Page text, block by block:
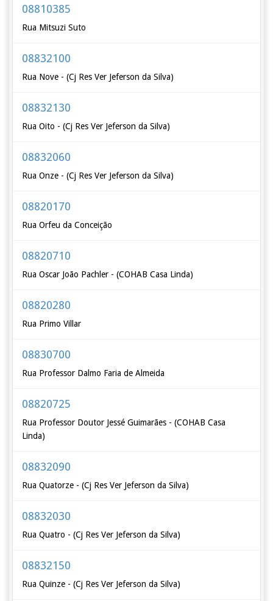
08810385
Rua Mitsuzi Suto
08832100
Rua Nove - (Cj Res Ver Jeferson da Silva)
08832130
Rua Oito - (Cj Res Ver Jeferson da Silva)
08832060
Rua Onze - (Cj Res Ver Jeferson da Silva)
08820170
Rua Orfeu da Conceição
08820710
Rua Oscar João Pachler - (COHAB Casa Linda)
08820280
Rua Primo Villar
08830700
Rua Professor Dalmo Faria de Almeida
08820725
Rua Professor Doutor Jessé Guimarães - (COHAB Casa
Linda)
08832090
Rua Quatorze - (Cj Res Ver Jeferson da Silva)
08832030
Rua Quatro - (Cj Res Ver Jeferson da Silva)
08832150
Rua Quinze - (Cj Res Ver Jeferson da Silva)